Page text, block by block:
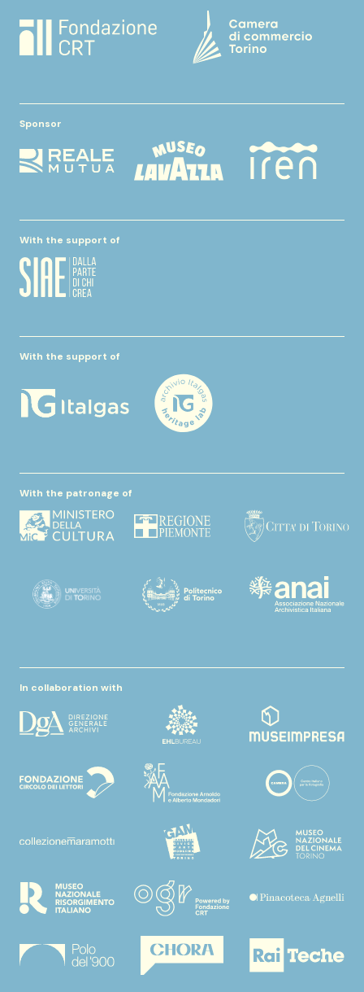
Sponsor
With the support of
With the support of
With the patronage of
In collaboration with